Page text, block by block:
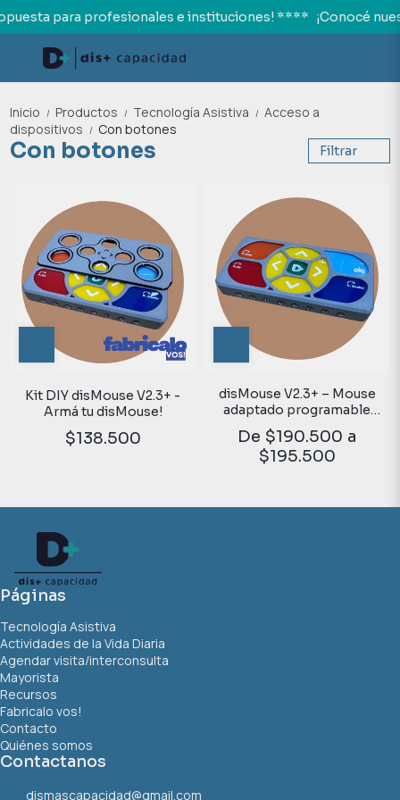
para profesionales e instituciones! **** ¡Conocé
Inicio / Productos / Tecnología Asistiva / Acceso a
dispositivos / Con botones
Con botones Filtrar
Kit DIY disMouse V2.3+ -
Armá tu disMouse!
$138.500
disMouse V2.3+ – Mouse
adaptado programable
con opción de canalizador
De $190.500 a
$195.500
Páginas
Tecnología Asistiva
Actividades de la Vida Diaria
Agendar visita/interconsulta
Mayorista
Recursos
Fabricalo vos!
Contacto
Quiénes somos
Contactanos
dismascapacidad@gmail.com